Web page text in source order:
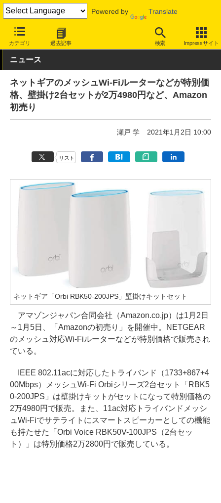
Powered by Translate
カテゴリ 過去記事 検索 Impressサイト
INTERNET Watch ハードウェア 無線LAN
ニュース
ネットギアのメッシュWi-Fiルーターなどが特別価
格、壁掛け2台セットが2万4980円など、Amazon
初売り
瀬戸 学 2021年1月2日 10:00
リスト
ネットギア「Orbi RBK50-200JPS」壁掛けキットセット
アマゾンジャパン合同会社（Amazon.co.jp）は1月2日
～1月5日、「Amazonの初売り」を開催中。NETGEAR
のメッシュ対応Wi-Fiルーターなどが特別価格で販売され
ている。
IEEE 802.11acに対応したトライバンド（1733+867+4
00Mbps）メッシュWi-Fi Orbiシリーズ2台セット「RBK5
0-200JPS」は壁掛けキットがセットになって特別価格の
2万4980円で販売。また、11ac対応トライバンドメッシ
ュWi-Fiでサテライトにスマートスピーカーとしての機能
も持たせた「Orbi Voice RBK50V-100JPS（2台セッ
ト）」は特別価格2万2800円で販売している。